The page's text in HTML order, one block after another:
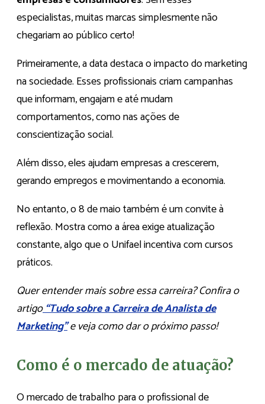
especialistas, muitas marcas simplesmente não
chegariam ao público certo!
Primeiramente, a data destaca o impacto do marketing
na sociedade. Esses profissionais criam campanhas
que informam, engajam e até mudam
comportamentos, como nas ações de
conscientização social.
Além disso, eles ajudam empresas a crescerem,
gerando empregos e movimentando a economia.
No entanto, o 8 de maio também é um convite à
reflexão. Mostra como a área exige atualização
constante, algo que o Unifael incentiva com cursos
práticos.
Quer entender mais sobre essa carreira? Confira o
artigo“Tudo sobre a Carreira de Analista de
Marketing”e veja como dar o próximo passo!
Como é o mercado de atuação?
O mercado de trabalho para o profissional de